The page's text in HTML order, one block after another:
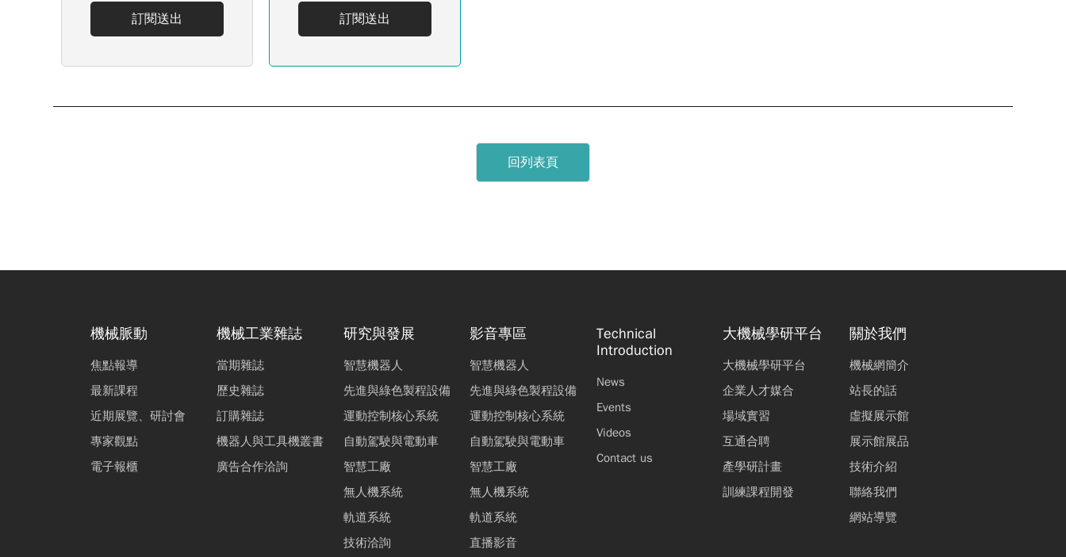
訂閱送出 訂閱送出
回列表頁
機械脈動
焦點報導
最新課程
近期展覽、研討會
專家觀點
電子報櫃
機械工業雜誌
當期雜誌
歷史雜誌
訂購雜誌
機器人與工具機叢書
廣告合作洽詢
研究與發展
智慧機器人
先進與綠色製程設備
運動控制核心系統
自動駕駛與電動車
智慧工廠
無人機系統
軌道系統
技術洽詢
影音專區
智慧機器人
先進與綠色製程設備
運動控制核心系統
自動駕駛與電動車
智慧工廠
無人機系統
軌道系統
直播影音
Technical
Introduction
News
Events
Videos
Contact us
大機械學研平台
大機械學研平台
企業人才媒合
場域實習
互通合聘
產學研計畫
訓練課程開發
關於我們
機械網簡介
站長的話
虛擬展示館
展示館展品
技術介紹
聯絡我們
網站導覽